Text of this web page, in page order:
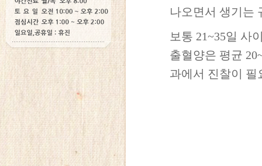
나오면서 생기는
보통 21~35일 사
출혈양은 평균
과에서 진찰이 필